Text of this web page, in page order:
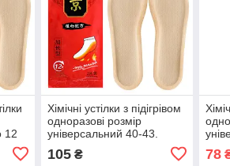
12
до
Хімічні устілки з підігрівом
одноразові розмір
універсальний 40-43.
Устілки для ніг із підігрівом
до 52 С
105₴
до
78